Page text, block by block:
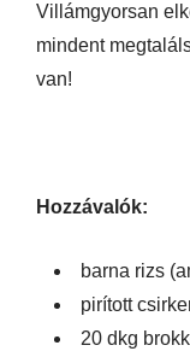
Villámgyorsan
mindent
van!
Hozzávalók:
barna rizs
pirított
20 dkg